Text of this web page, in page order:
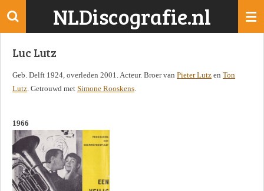
Ga
de
NLDiscografie.nl
Luc Lutz
Geb. Delft 1924, overleden 2001. Acteur. Broer van Pieter Lutz en Ton
Lutz. Getrouwd met Simone Rooskens.
1966